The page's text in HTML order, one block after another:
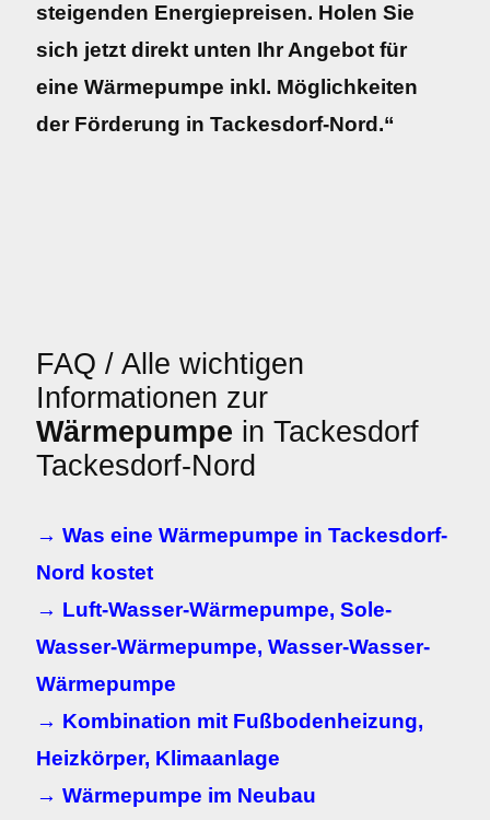
steigenden Energiepreisen. Holen Sie
sich jetzt direkt unten Ihr Angebot für
eine Wärmepumpe inkl. Möglichkeiten
der Förderung in Tackesdorf-Nord.“
FAQ / Alle wichtigen
Informationen zur
Wärmepumpe in Tackesdorf
Tackesdorf-Nord
→ Was eine Wärmepumpe in Tackesdorf-
Nord kostet
→ Luft-Wasser-Wärmepumpe, Sole-
Wasser-Wärmepumpe, Wasser-Wasser-
Wärmepumpe
→ Kombination mit Fußbodenheizung,
Heizkörper, Klimaanlage
→ Wärmepumpe im Neubau